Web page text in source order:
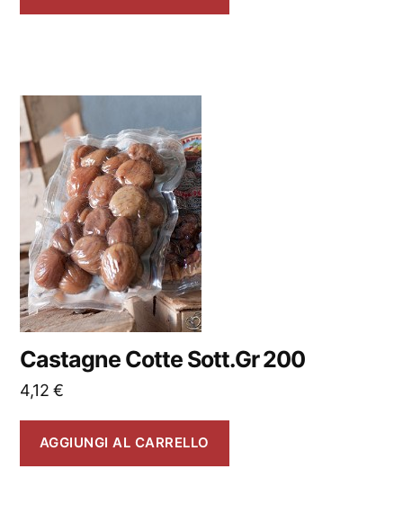
Castagne Cotte Sott.Gr 200
4,12€
AGGIUNGI AL CARRELLO